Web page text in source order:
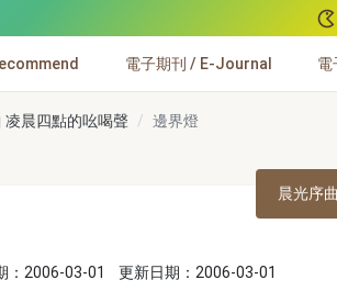
電子期刊 / E-Journal 電
凌晨四點的吆喝聲 邊界燈
晨光序
：2006-03-01 更新日期：2006-03-01